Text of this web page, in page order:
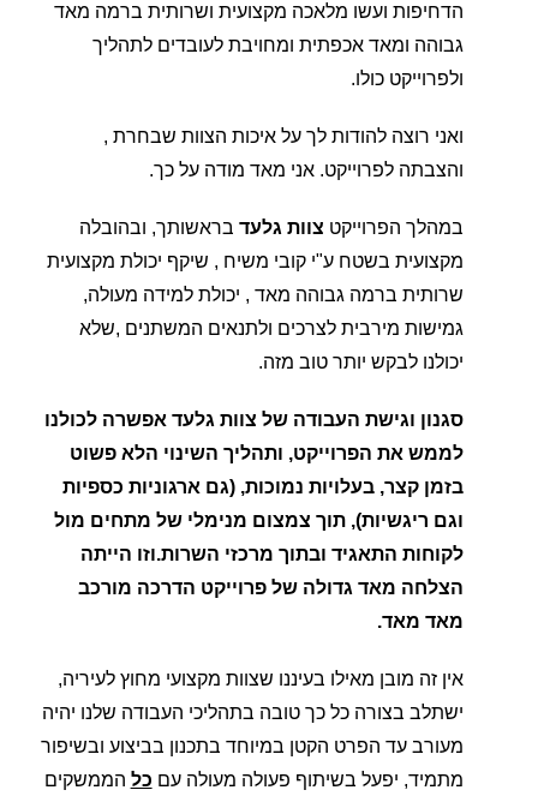
הדחיפות ועשו מלאכה מקצועית ושרותית ברמה מאד
גבוהה ומאד אכפתית ומחויבת לעובדים לתהליך
ולפרוייקט כולו.
ואני רוצה להודות לך על איכות הצוות שבחרת ,
והצבתה לפרוייקט. אני מאד מודה על כך.
במהלך הפרוייקט צוות גלעד בראשותך, ובהובלה
מקצועית בשטח ע"י קובי משיח , שיקף יכולת מקצועית
שרותית ברמה גבוהה מאד , יכולת למידה מעולה,
גמישות מירבית לצרכים ולתנאים המשתנים ,שלא
יכולנו לבקש יותר טוב מזה.
סגנון וגישת העבודה של צוות גלעד אפשרה לכולנו
לממש את הפרוייקט, ותהליך השינוי הלא פשוט
בזמן קצר, בעלויות נמוכות, (גם ארגוניות כספיות
וגם ריגשיות), תוך צמצום מנימלי של מתחים מול
לקוחות התאגיד ובתוך מרכזי השרות.וזו הייתה
הצלחה מאד גדולה של פרוייקט הדרכה מורכב
מאד מאד.
אין זה מובן מאילו בעיננו שצוות מקצועי מחוץ לעיריה,
ישתלב בצורה כל כך טובה בתהליכי העבודה שלנו יהיה
מעורב עד הפרט הקטן במיוחד בתכנון בביצוע ובשיפור
מתמיד, יפעל בשיתוף פעולה מעולה עם כל הממשקים